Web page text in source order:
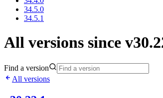
34.5.0
34.5.1
All versions since
Find a version
All versions